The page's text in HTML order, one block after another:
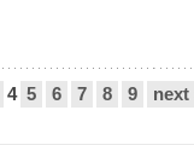
4 5 6 7 8 9 next